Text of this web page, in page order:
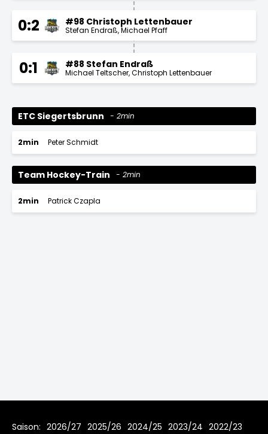
0:2 #98 Christoph Lettenbauer
Stefan Endraß Michael Pfaff
0:1 #88 Stefan Endraß
Michael Teltscher Christoph Lettenbauer
ETC Siegertsbrunn 2min
2min Peter Schmidt
Team Hockey-Train 2min
2min Patrick Czapla
Saison: 2026/27 2025/26 2024/25 2023/24 2022/23